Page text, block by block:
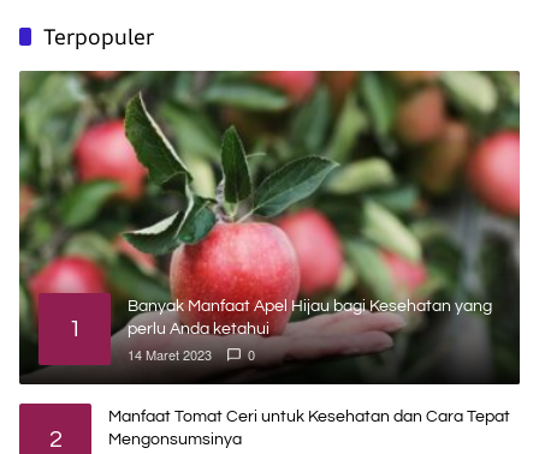
Terpopuler
1
Banyak Manfaat Apel Hijau bagi Kesehatan yang
perlu Anda ketahui
14 Maret 2023 0
2
Manfaat Tomat Ceri untuk Kesehatan dan Cara Tepat
Mengonsumsinya